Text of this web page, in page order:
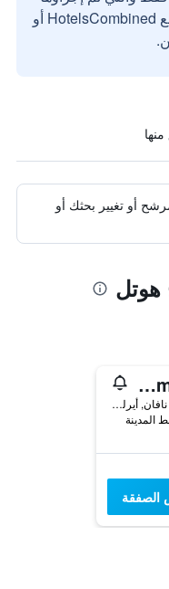
بواسطة مستخدمين حقيقيين مع HotelsCombined أو
أو تغيير بحثك أو
هوتل
Athlumney Manor Guest Accommodation
Kentstown Road, نافان, أيرلندا